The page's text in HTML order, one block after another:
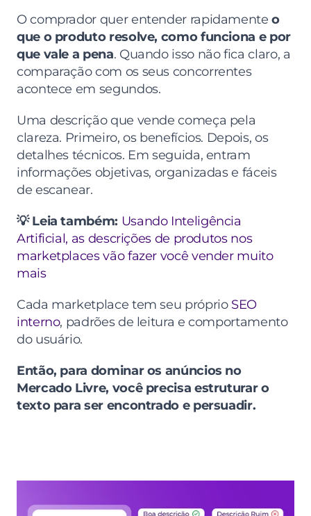
O comprador quer entender rapidamente o
que o produto resolve, como funciona e por
que vale a pena. Quando isso não fica claro, a
comparação com os seus concorrentes
acontece em segundos.
Uma descrição que vende começa pela
clareza. Primeiro, os benefícios. Depois, os
detalhes técnicos. Em seguida, entram
informações objetivas, organizadas e fáceis
de escanear.
💡 Leia também: Usando Inteligência
Artificial, as descrições de produtos nos
marketplaces vão fazer você vender muito
mais
Cada marketplace tem seu próprio SEO
interno, padrões de leitura e comportamento
do usuário.
Então, para dominar os anúncios no
Mercado Livre, você precisa estruturar o
texto para ser encontrado e persuadir.